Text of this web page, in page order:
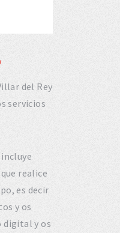
del Rey
servicios
realice
es decir
y os
y os